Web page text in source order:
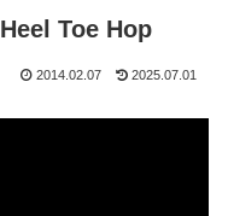
Toe Hop
2014.02.07 2025.07.01